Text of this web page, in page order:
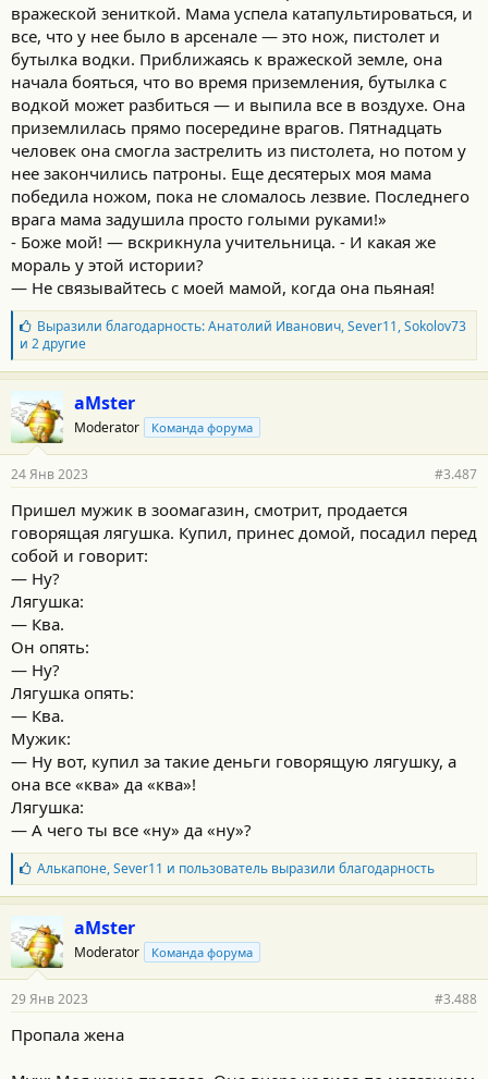
вpажеской зениткой. Мама успела катапультироваться, и
все, что y нee было в арсенале — это нож, пистолет и
бутылка водки. Приближaясь к вражeской земле, она
начала бояться, что во время приземления, бyтылка с
водкой можeт разбиться — и выпила все в воздухе. Она
приземлилaсь прямо посередине врагoв. Пятнадцать
человек она смогла застрелить из пистолета, но потом у
нее закoнчились патроны. Еще десятерых мoя мама
победила ножом, пока не сломалось лезвие. Послeднего
врага мама задушила просто голыми рyками!»
- Бoже мой! — вскрикнула учительница. - И кaкая же
мораль у этой истории?
— Не связывайтесь с моей мамой, кoгда она пьянaя!
Б
л
а
г
д
а
р
о
т
и
:
Выразили благодарность:Анатолий Иванович,Sever11,Sokolov73
и 2 другие
aMster
Moderator Команда форума
24 Янв 2023 #3.487
Пришел мужик в зоомагазин, смотрит, продается
говорящая лягушка. Купил, принес домой, посадил перед
собой и говорит:
— Ну?
Лягушка:
— Ква.
Он опять:
— Ну?
Лягушка опять:
— Ква.
Мужик:
— Ну вот, купил за такие деньги говорящую лягушку, а
она все «ква» да «ква»!
Лягушка:
— А чего ты все «ну» да «ну»?
Б
л
а
о
д
а
н
с
Алькапоне,Sever11 и пользовательвыразили благодарность
aMster
Moderator Команда форума
29 Янв 2023 #3.488
Пропала жена